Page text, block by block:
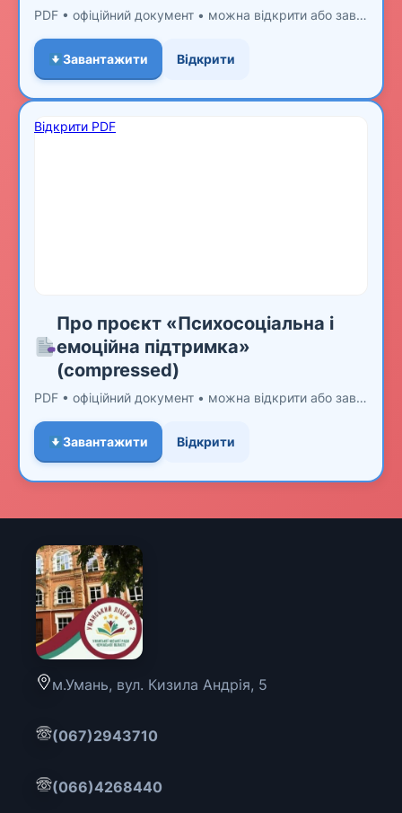
PDF • офіційний документ • можна відкрити або завантажити
Завантажити Відкрити
Відкрити PDF
Про проєкт «Психосоціальна і
емоційна підтримка»
(compressed)
PDF • офіційний документ • можна відкрити або завантажити
Завантажити Відкрити
м.Умань, вул. Кизила Андрія, 5
(067)2943710
(066)4268440